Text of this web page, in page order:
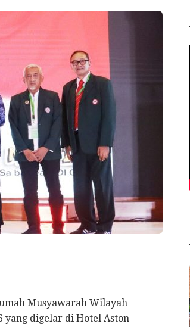
Musyawarah Wilayah
yang digelar di Hotel Aston